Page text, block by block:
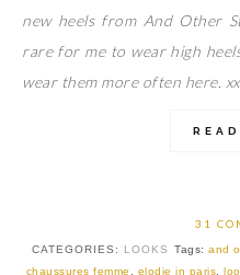
new heels from And Other
rare for me to wear high
wear them more often here. xx
31
CATEGORIES: LOOKS Tags:and
chaussures femme
elodie in paris ,